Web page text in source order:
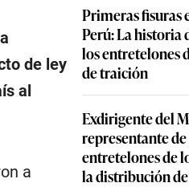
de ley
al
a
Primeras fisuras
Perú: La historia
los entretelones
de traición
Exdirigente del
representante de
entretelones de
la distribución